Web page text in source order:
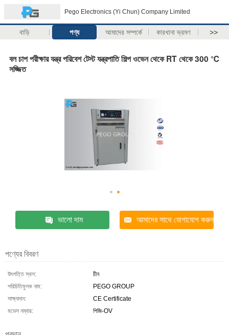
Pego Electronics (Yi Chun) Company Limited
বাড়ি পণ্য আমাদের সম্পর্কে কারখানা ভ্রমণ >>
বল চাপ পরীক্ষার যন্ত্র পরিবেশ টেস্ট যন্ত্রপাতি শিল্প ওভেন থেকে RT থেকে 300 ℃
সজ্জিত
ভালো দাম আমাদের সাথে যোগাযোগ করুন
পণ্যের বিবরণ
উৎপত্তি স্থল:
চীন
পরিচিতিমুলক নাম:
PEGO GROUP
সাক্ষ্যদান:
CE Certificate
মডেল নম্বার:
পিজি-OV